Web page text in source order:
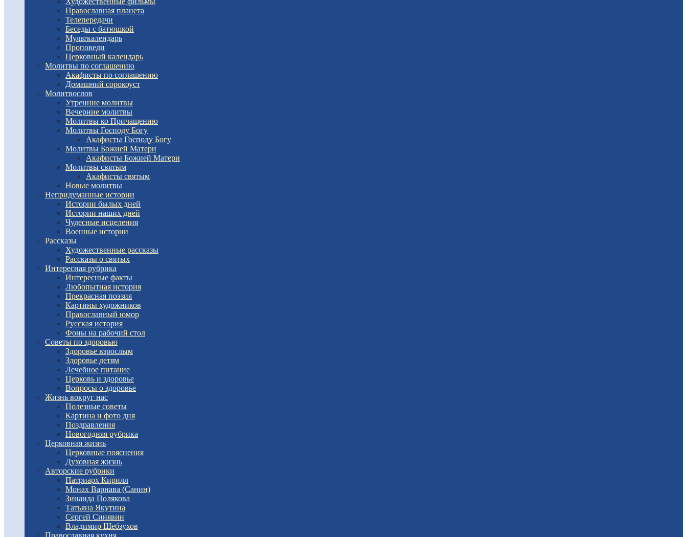
Православная планета
Телепередачи
Беседы с батюшкой
Мульткалендарь
Проповеди
Церковный календарь
Молитвы по соглашению
Акафисты по соглашению
Домашний сорокоуст
Молитвослов
Утренние молитвы
Вечерние молитвы
Молитвы ко Причащению
Молитвы Господу Богу
Акафисты Господу Богу
Молитвы Божией Матери
Акафисты Божией Матери
Молитвы святым
Акафисты святым
Новые молитвы
Непридуманные истории
Истории былых дней
Истории наших дней
Чудесные исцеления
Военные истории
Рассказы
Художественные рассказы
Рассказы о святых
Интересная рубрика
Интересные факты
Любопытная история
Прекрасная поэзия
Картины художников
Православный юмор
Русская история
Фоны на рабочий стол
Советы по здоровью
Здоровье взрослым
Здоровье детям
Лечебное питание
Церковь и здоровье
Вопросы о здоровье
Жизнь вокруг нас
Полезные советы
Картина и фото дня
Поздравления
Новогодняя рубрика
Церковная жизнь
Церковные пояснения
Духовная жизнь
Авторские рубрики
Патриарх Кирилл
Монах Варнава (Санин)
Зинаида Полякова
Татьяна Якутина
Сергей Синявин
Владимир Шебзухов
Православная кухня